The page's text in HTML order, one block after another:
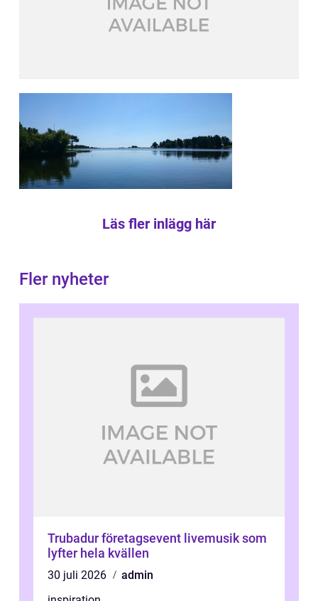
Läs fler inlägg här
Fler nyheter
Trubadur företagsevent livemusik som
lyfter hela kvällen
30 juli 2026
admin